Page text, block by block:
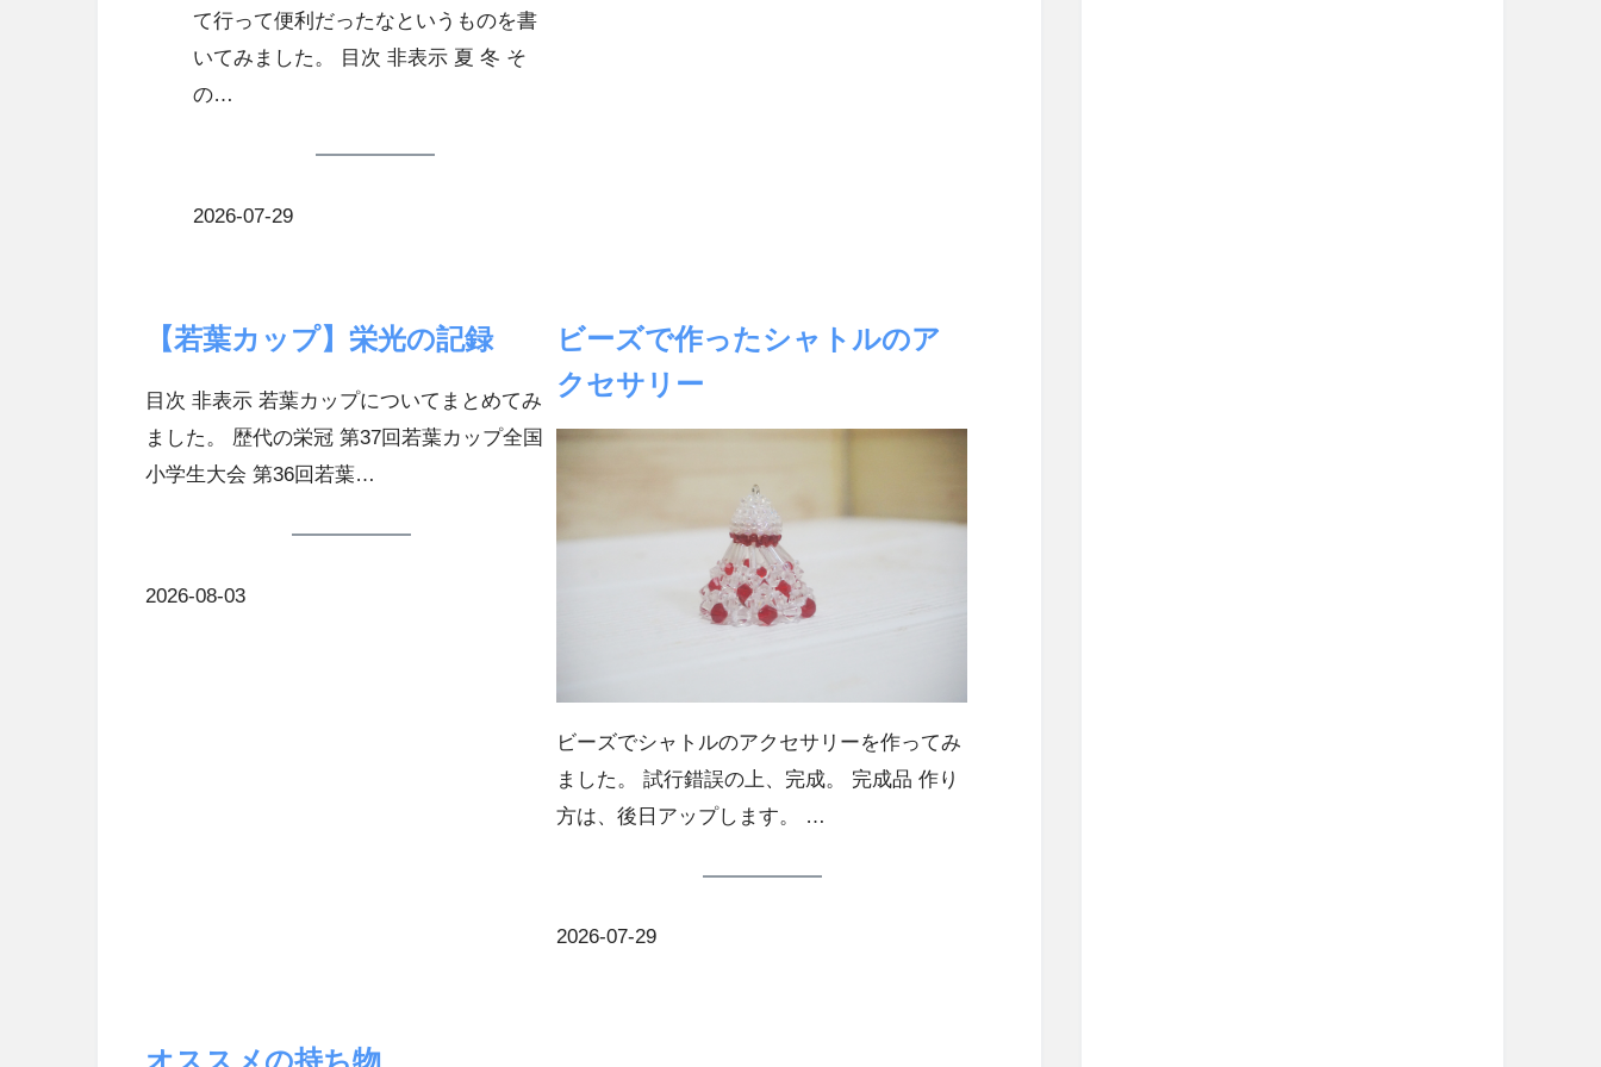
て行って便利だったなというものを書
いてみました。 目次 非表示 夏 冬 そ
の…
2026-07-29
【若葉カップ】栄光の記録
目次 非表示 若葉カップについてまとめてみ
ました。 歴代の栄冠 第37回若葉カップ全国
小学生大会 第36回若葉…
2026-08-03
ビーズで作ったシャトルのア
クセサリー
ビーズでシャトルのアクセサリーを作ってみ
ました。 試行錯誤の上、完成。 完成品 作り
方は、後日アップします。 …
2026-07-29
オススメの持ち物